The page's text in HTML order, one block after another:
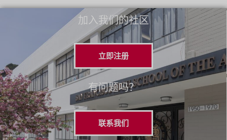
加入我们的社区
立即注册
有问题吗？
联系我们